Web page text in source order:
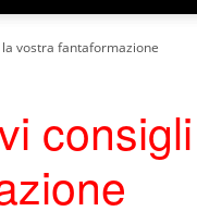
vostra fantaformazione